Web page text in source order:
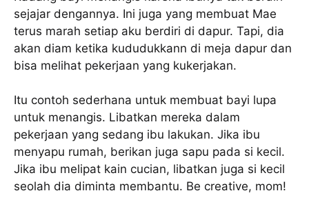
sejajar dengannya. Ini juga yang membuat Mae
terus marah setiap aku berdiri di dapur. Tapi, dia
akan diam ketika kududukkann di meja dapur dan
bisa melihat pekerjaan yang kukerjakan.
Itu contoh sederhana untuk membuat bayi lupa
untuk menangis. Libatkan mereka dalam
pekerjaan yang sedang ibu lakukan. Jika ibu
menyapu rumah, berikan juga sapu pada si kecil.
Jika ibu melipat kain cucian, libatkan juga si kecil
seolah dia diminta membantu. Be creative, mom!